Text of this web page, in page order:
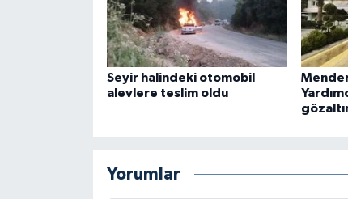
Seyir halindeki otomobil
alevlere teslim oldu
Yorumlar